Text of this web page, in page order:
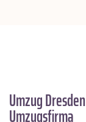
Umzug Dresden
Umzugsfirma